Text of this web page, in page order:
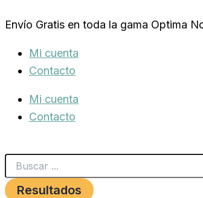
al
Envío Gratis en toda la gama Optima
Mi cuenta
Contacto
Mi cuenta
Contacto
Resultados
MINI
cantidad